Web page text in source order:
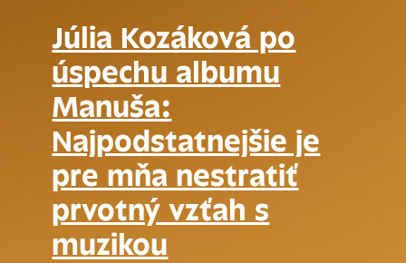
Júlia Kozáková po
úspechu albumu
Manuša:
Najpodstatnejšie je
pre mňa nestratiť
prvotný vzťah s
muzikou